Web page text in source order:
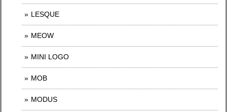
LESQUE
MEOW
MINI LOGO
MOB
MODUS